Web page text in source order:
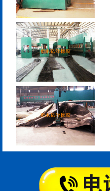
模数式160、240、320伸
缩缝
L型桥梁伸缩缝